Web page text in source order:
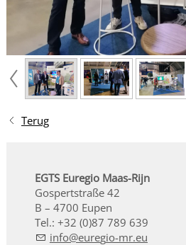
Terug
EGTS Euregio Maas-Rijn
Gospertstraße 42
B – 4700 Eupen
Tel.: +32 (0)87 789 639
nf
r g -mr